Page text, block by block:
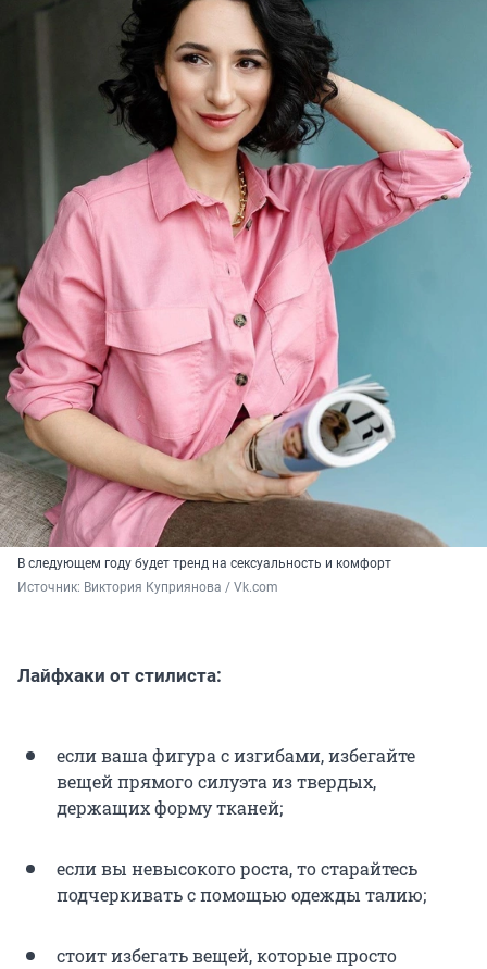
В следующем году будет тренд на сексуальность и комфорт
Источник: Виктория Куприянова / Vk.com
Лайфхаки от стилиста:
если ваша фигура с изгибами, избегайте
вещей прямого силуэта из твердых,
держащих форму тканей;
если вы невысокого роста, то старайтесь
подчеркивать с помощью одежды талию;
стоит избегать вещей, которые просто